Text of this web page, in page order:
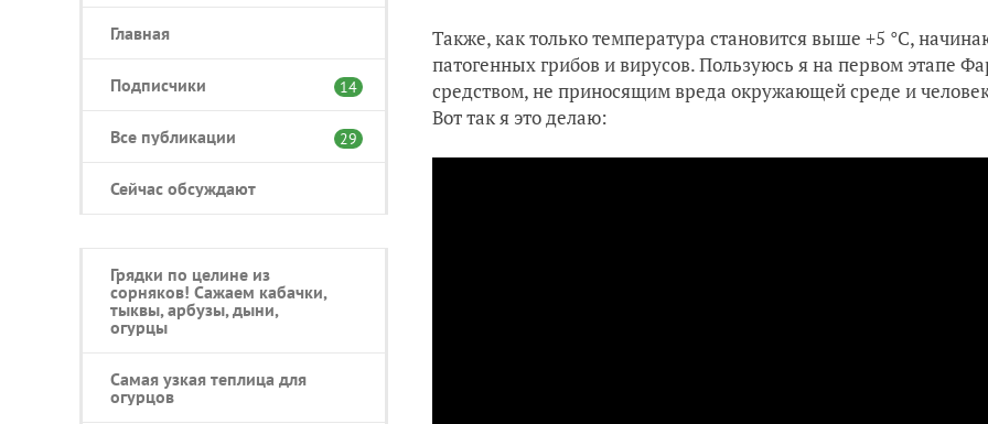
Главная
Подписчики 14
Все публикации 29
Сейчас обсуждают
Грядки по целине из
сорняков! Сажаем кабачки,
тыквы, арбузы, дыни,
огурцы
Самая узкая теплица для
огурцов
Также, как только температура становится выше +5 °C,
патогенных грибов и вирусов. Пользуюсь я на первом
средством, не приносящим вреда окружающей среде и
Вот так я это делаю: